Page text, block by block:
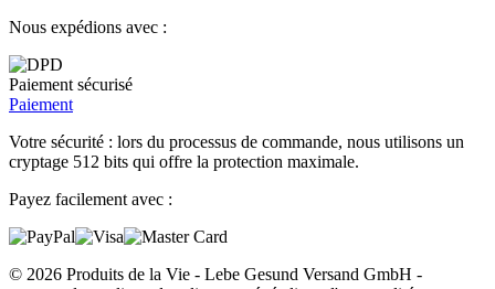
Nous expédions avec :
Paiement sécurisé
Paiement
Votre sécurité : lors du processus de commande, nous utilisons un
cryptage 512 bits qui offre la protection maximale.
Payez facilement avec :
© 2026 Produits de la Vie - Lebe Gesund Versand GmbH -